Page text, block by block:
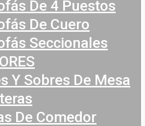
De 4 Puestos
De Cuero
Seccionales
Y Sobres De Mesa
De Comedor